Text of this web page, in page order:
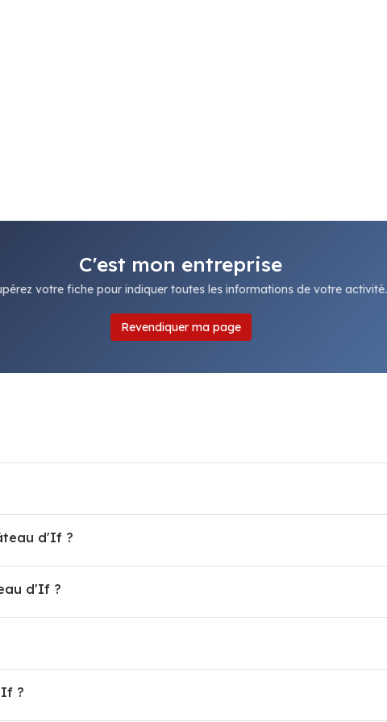
C'est mon entreprise
votre fiche pour indiquer toutes les informations de votre activité.
Revendiquer ma page
d'If ?
d'If ?
?